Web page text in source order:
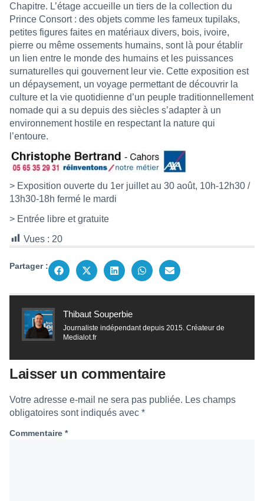
Chapitre. L’étage accueille un tiers de la collection du
Prince Consort : des objets comme les fameux tupilaks,
petites figures faites en matériaux divers, bois, ivoire,
pierre ou même ossements humains, sont là pour établir
un lien entre le monde des humains et les puissances
surnaturelles qui gouvernent leur vie. Cette exposition est
un dépaysement, un voyage permettant de découvrir la
culture et la vie quotidienne d’un peuple traditionnellement
nomade qui a su depuis des siècles s’adapter à un
environnement hostile en respectant la nature qui
l’entoure.
> Exposition ouverte du 1er juillet au 30 août, 10h-12h30 /
13h30-18h fermé le mardi
> Entrée libre et gratuite
Vues : 20
Partager :
Thibaut Souperbie
Journaliste indépendant depuis 2015. Créateur de
Medialot.fr
Laisser un commentaire
Votre adresse e-mail ne sera pas publiée. Les champs
obligatoires sont indiqués avec *
Commentaire *